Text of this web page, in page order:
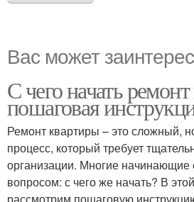
Вас может
С чего начать
пошаговая
Ремонт квартиры – это сложный,
процесс, который требует
организации. Многие начинающие
вопросом: с чего же начать? В